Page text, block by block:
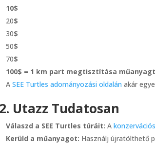
10$
20$
30$
50$
70$
100$ = 1 km part megtisztítása
ASEE Turtles adományozási oldalán akár
2. Utazz Tudatosan
Válaszd a SEE Turtles túráit: A
Kerüld a műanyagot: Használj újratölthető